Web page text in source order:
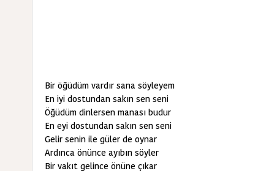
Bir öğüdüm vardır sana söyleyem
En iyi dostundan sakın sen seni
Öğüdüm dinlersen manası budur
En eyi dostundan sakın sen seni
Gelir senin ile güler de oynar
Ardınca önünce ayıbın söyler
Bir vakıt gelince önüne çıkar